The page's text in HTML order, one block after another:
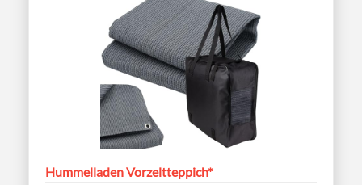
Hummelladen Vorzeltteppich*